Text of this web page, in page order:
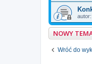
autor:
NOWY
Wróć do